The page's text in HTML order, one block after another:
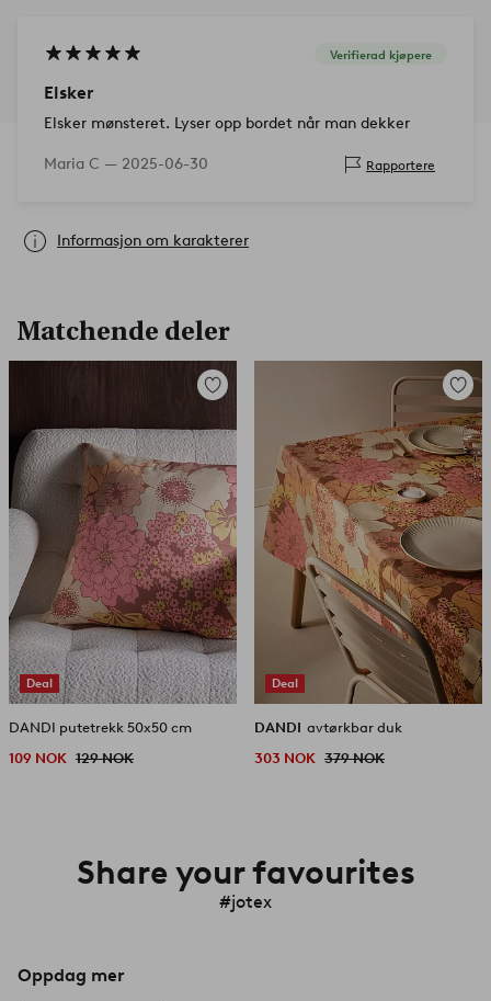
Verifierad kjøpere
Elsker
Elsker mønsteret. Lyser opp bordet når man dekker
Maria C — 2025-06-30 Rapportere
Informasjon om karakterer
Matchende deler
Deal
Legg
DANDI putetrekk 50x50 cm
109 NOK 129 NOK
Deal
Legg
til
DANDI avtørkbar duk
303 NOK 379 NOK
Share your favourites
#jotex
Oppdag mer